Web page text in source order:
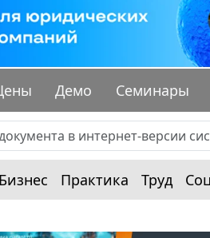
Демо Семинары
Бизнес Практика Труд